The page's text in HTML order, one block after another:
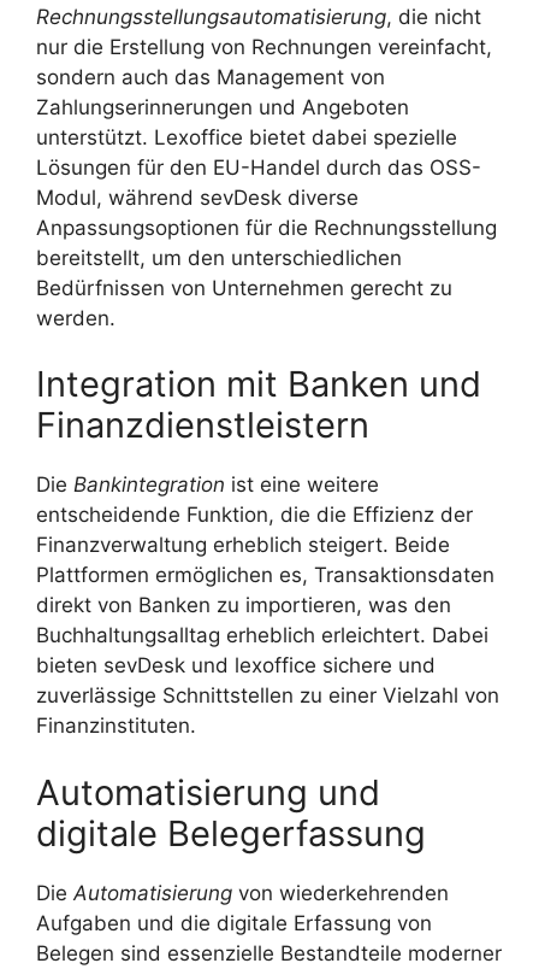
Rechnungsstellungsautomatisierung, die nicht
nur die Erstellung von Rechnungen vereinfacht,
sondern auch das Management von
Zahlungserinnerungen und Angeboten
unterstützt. Lexoffice bietet dabei spezielle
Lösungen für den EU-Handel durch das OSS-
Modul, während sevDesk diverse
Anpassungsoptionen für die Rechnungsstellung
bereitstellt, um den unterschiedlichen
Bedürfnissen von Unternehmen gerecht zu
werden.
Integration mit Banken und
Finanzdienstleistern
Die Bankintegration ist eine weitere
entscheidende Funktion, die die Effizienz der
Finanzverwaltung erheblich steigert. Beide
Plattformen ermöglichen es, Transaktionsdaten
direkt von Banken zu importieren, was den
Buchhaltungsalltag erheblich erleichtert. Dabei
bieten sevDesk und lexoffice sichere und
zuverlässige Schnittstellen zu einer Vielzahl von
Finanzinstituten.
Automatisierung und
digitale Belegerfassung
Die Automatisierung von wiederkehrenden
Aufgaben und die digitale Erfassung von
Belegen sind essenzielle Bestandteile moderner